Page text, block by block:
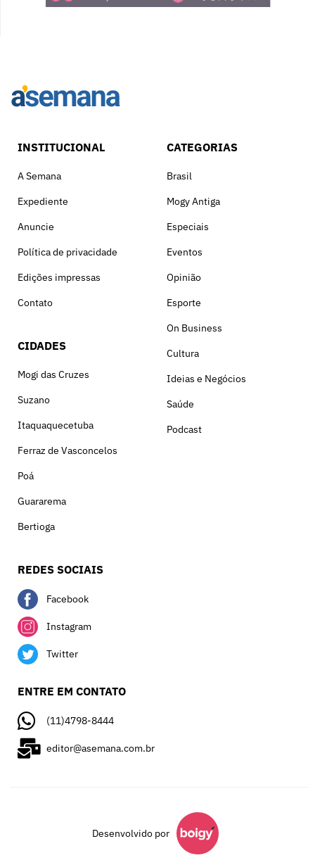
INSTITUCIONAL
A Semana
Expediente
Anuncie
Política de privacidade
Edições impressas
Contato
CIDADES
Mogi das Cruzes
Suzano
Itaquaquecetuba
Ferraz de Vasconcelos
Poá
Guararema
Bertioga
CATEGORIAS
Brasil
Mogy Antiga
Especiais
Eventos
Opinião
Esporte
On Business
Cultura
Ideias e Negócios
Saúde
Podcast
REDES SOCIAIS
Facebook
Instagram
Twitter
ENTRE EM CONTATO
(11)4798-8444
editor@asemana.com.br
Desenvolvido por